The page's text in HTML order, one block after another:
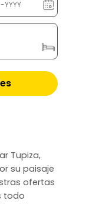
Tupiza,
su paisaje
ofertas
todo